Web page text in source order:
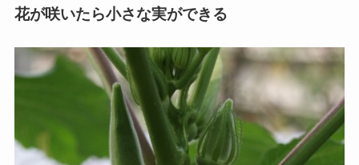
花が咲いたら小さな実ができる